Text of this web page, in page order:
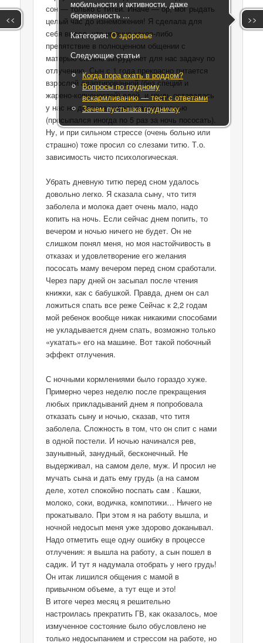
сон — только с титей. Иначе — ор, мог рыдать
целый час до изнеможения! Я сделала для
себя вывод, что именно какое-либо
препятствие в полноценном общении с
матерью сильно затрудняет для нас задачу по
отлучению. Сын с 1 года прекрасно питается
взрослой адаптированной (без специй и
жарено-копченостей) едой, и грудь оставалась
у нас на дневное укладывание и ночью
(просыпался иногда по 5 раз за ночь пососать).
Ну, и при сильном стрессе (очень больно или
страшно) тоже просил со слезами титю. Т.о.
зависимость чисто психологическая.
Убрать дневную титю перед сном удалось
довольно легко. Я сказала сыну, что титя
заболела и молока дает очень мало, надо
копить на ночь. Если сейчас днем попить, то
вечером и ночью ничего не будет. Он не
слишком понял меня, но моя настойчивость в
отказах и удовлетворение его желания
пососать маму вечером перед сном сработали.
Через пару дней он засыпал после чтения
книжки, как с бабушкой. Правда, днем он сал
ложиться спать все реже Сейчас к 2,2 годам
мой ребенок вообще никак никакими способами
не укладывается днем спать, возможно только
«укатать» его на машине. Вот такой побочный
эффект отлучения.
С ночными кормлениями было гораздо хуже.
Примерно через неделю после прекращения
любых прикладываний днем я попробовала
отказать сыну и ночью, сказав, что титя
заболела. Сложность в том, что он спит с нами
в одной постели. И ночью начинался рев,
заунывный, занудный, бесконечный. Не
выдерживал, на самом деле, муж. И просил не
мучать сына и дать ему грудь (а на самом
деле, хотел спокойно поспать сам . Кашки,
молоко, соки, водичка, компотики… Ничего не
прокатывало. При этом я на работу вышла, и
ночной недосып меня уже здорово доканывал.
Надо отметить еще одну ошибку в процессе
отлучения: я вышла на работу, а сын пошел в
садик. И тут я надумала отобрать у него грудь!
Он итак лишился общения с мамой в
привычном объеме, а тут еще и это!
В итоге через месяц я решительно
настроилась прекратить ГВ, как оказалось, мое
измученное состояние было обусловлено не
только недосыпанием и стрессом на работе, но
<< >>
мобильности и активности, даже
беременность ...
Категория:О здоровье
Следующие статьи
Когда пора ехать в роддом?
Вопросы по грудному
вскармливанию — тест с ответами
Зачем пустышка грудничку